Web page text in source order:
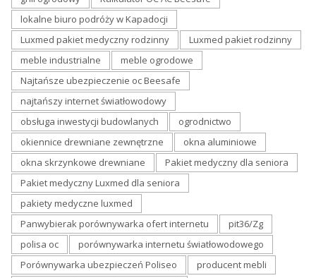
lokalne biuro podróży w Kapadocji
Luxmed pakiet medyczny rodzinny
Luxmed pakiet rodzinny
meble industrialne
meble ogrodowe
Najtańsze ubezpieczenie oc Beesafe
najtańszy internet światłowodowy
obsługa inwestycji budowlanych
ogrodnictwo
okiennice drewniane zewnętrzne
okna aluminiowe
okna skrzynkowe drewniane
Pakiet medyczny dla seniora
Pakiet medyczny Luxmed dla seniora
pakiety medyczne luxmed
Panwybierak porównywarka ofert internetu
pit36/Zg
polisa oc
porównywarka internetu światłowodowego
Porównywarka ubezpieczeń Poliseo
producent mebli